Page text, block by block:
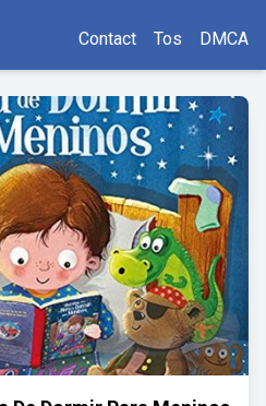
Contact Tos DMCA